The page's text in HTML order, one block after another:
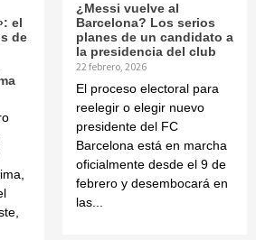
el
de
¿Messi vuelve al
Barcelona? Los serios
planes de un candidato a
la presidencia del club
22 febrero, 2026
El proceso electoral para
reelegir o elegir nuevo
presidente del FC
Barcelona está en marcha
oficialmente desde el 9 de
febrero y desembocará en
las...